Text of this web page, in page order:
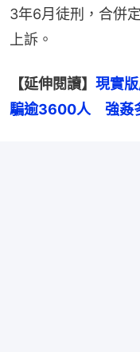
3年6月徒刑，合併
上訴。
【延伸閱讀】 現實
騙逾3600人　強姦